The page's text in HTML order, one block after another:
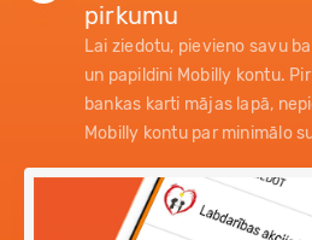
pirkumu
Lai ziedotu, pievieno savu
un papildini Mobilly kontu.
bankas karti mājas lapā,
Mobilly kontu par minimālo